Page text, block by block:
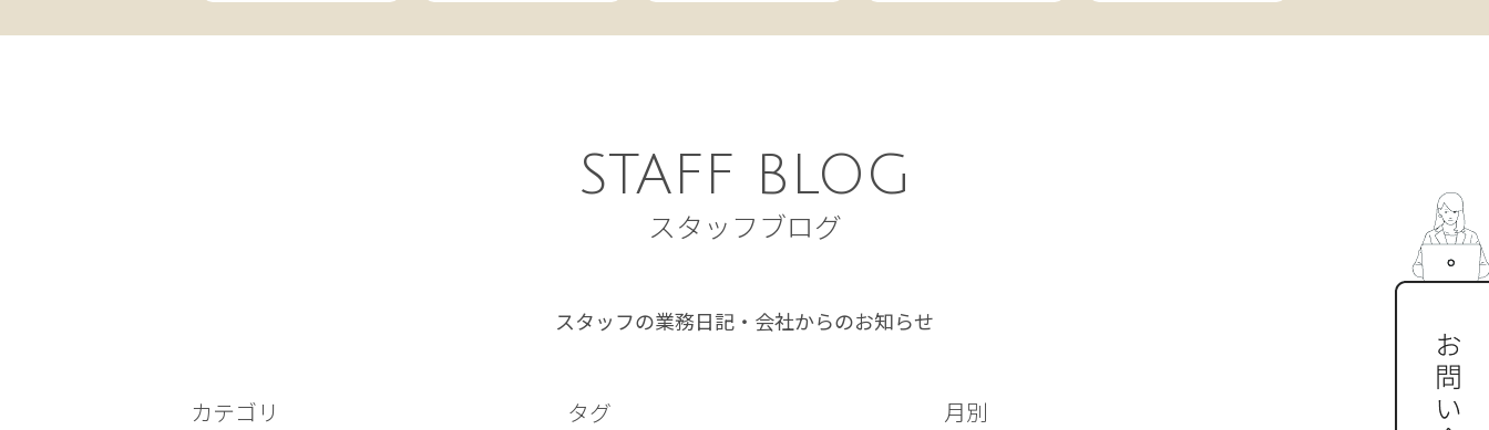
STAFF BLOG
スタッフブログ
スタッフの業務日記・会社からのお知らせ
カテゴリ タグ 月別